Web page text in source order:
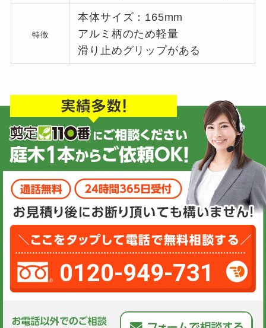
特徴
本体サイズ：165mm
アルミ柄のため軽量
滑り止めグリップがある
0120-949-731